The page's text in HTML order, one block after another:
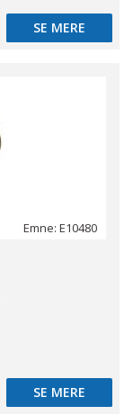
SE MERE
SE MERE
Emne: E10480
SE MERE
SE MERE